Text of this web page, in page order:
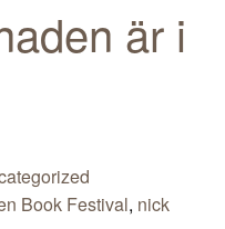
är i
Book Festival, nick